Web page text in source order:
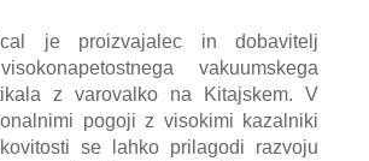
je proizvajalec in dobavitelj
vakuumskega
z varovalko na Kitajskem. V
pogoji z visokimi kazalniki
se lahko prilagodi razvoju